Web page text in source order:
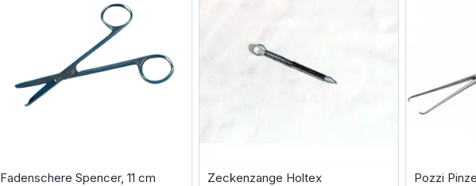
Fadenschere Spencer, 11 cm Zeckenzange Holtex Pozzi